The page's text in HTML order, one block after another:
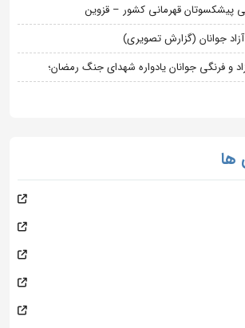
پیشکسوتان قهرمانی کشور – قزوین
جوانان (گزارش تصویری)
و فرنگی جوانان یادواره شهدای جنگ رمضان؛
ها